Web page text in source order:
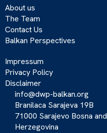
About us
The Team
Contact Us
Balkan Perspectives
Impressum
Privacy Policy
Disclaimer
info@dwp-balkan.org
Branilaca Sarajeva 19B
71000 Sarajevo Bosna and
Herzegovina